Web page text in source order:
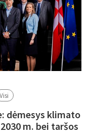
Visi
dėmesys klimato
m. bei taršos